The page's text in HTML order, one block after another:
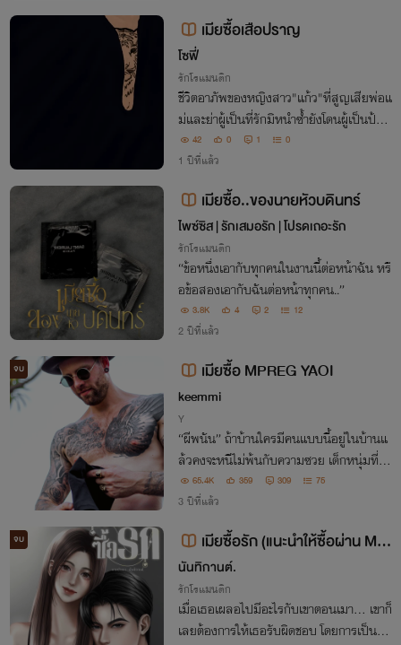
เมียซื้อเสือปราญ
โซฟี่
รักโรแมนติก
ชีวิตอาภัพของหญิงสาว"แก้ว"ที่สูญเสียพ่อแ
ม่และย่าผู้เป็นที่รักมิหนำซ้ำยังโดนผู้เป็นป้าแ
ทนขายเอาเงินอีก "ป้าเอ็ง ขายเอ็งเป็นเมียให้
ข้าแล้ว ซ้ำยังเอาเงินข้าไปอีกด้วย จะให้ข้าปล่
อยเอ็งไปง่ายๆงั้นรึ?"
42 0 1 0
1 ปีที่แล้ว
เมียซื้อ..ของนายหัวบดินทร์
ไพซ์ซิส | รักเสมอรัก | โปรดเถอะรัก
รักโรแมนติก
“ข้อหนึ่งเอากับทุกคนในงานนี้ต่อหน้าฉัน หรื
อข้อสองเอากับฉันต่อหน้าทุกคน..”
3.8K 4 2 12
2 ปีที่แล้ว
จบ เมียซื้อ MPREG YAOI
keemmi
Y
“ผีพนัน” ถ้าบ้านใครมีคนแบบนี้อยู่ในบ้านแ
ล้วคงจะหนีไม่พ้นกับความซวย เด็กหนุ่มที่ถู
กพ่อขายชำระหนี้ ให้กับนายหน้ามาเฟีย เพื่อ
ทดแทนบุญคุณของผู้เป็นพ่อ โดนัทหนุ่มหน้
าหวานโดนขายเข้าตลาดมืด
65.4K 359 309 75
3 ปีที่แล้ว
จบ
เมียซื้อรัก (แนะนำให้ซื้อผ่าน Me
b)
นันทิกานต์.
รักโรแมนติก
เมื่อเธอเผลอไปมีอะไรกับเขาตอนเมา... เขาก็
เลยต้องการให้เธอรับผิดชอบ โดยการเป็นเมี